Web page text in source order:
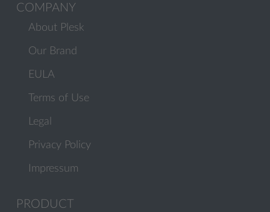
COMPANY
About Plesk
Our Brand
EULA
Terms of Use
Legal
Privacy Policy
Impressum
PRODUCT